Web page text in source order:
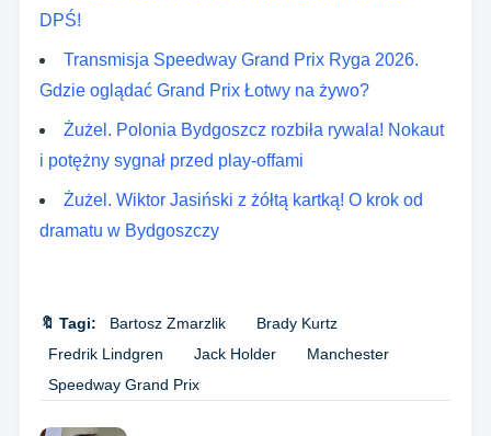
DPŚ!
Transmisja Speedway Grand Prix Ryga 2026.
Gdzie oglądać Grand Prix Łotwy na żywo?
Żużel. Polonia Bydgoszcz rozbiła rywala! Nokaut
i potężny sygnał przed play-offami
Żużel. Wiktor Jasiński z żółtą kartką! O krok od
dramatu w Bydgoszczy
🔖 Tagi: Bartosz Zmarzlik
Brady Kurtz
Fredrik Lindgren
Jack Holder
Manchester
Speedway Grand Prix